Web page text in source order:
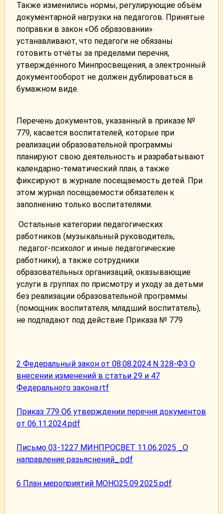
Также изменились нормы, регулирующие объём
документарной нагрузки на педагогов. Принятые
поправки в закон «Об образовании»
устанавливают, что педагоги не обязаны
готовить отчёты за пределами перечня,
утверждённого Минпросвещения, а электронный
документооборот не должен дублироваться в
бумажном виде.
Перечень документов, указанный в приказе №
779, касается воспитателей, которые при
реализации образовательной программы
планируют свою деятельность и разрабатывают
календарно-тематический план, а также
фиксируют в журнале посещаемость детей. При
этом журнал посещаемости обязателен к
заполнению только воспитателями.
Остальные категории педагогических
работников (музыкальный руководитель,
педагог-психолог и иные педагогические
работники), а также сотрудники
образовательных организаций, оказывающие
услуги в группах по присмотру и уходу за детьми
без реализации образовательной программы
(помощник воспитателя, младший воспитатель),
не подпадают под действие Приказа № 779
2 Федеральный закон от 08.08.2024 N 328-ФЗ О
внесении изменений в статьи 29 и 47
Федерального закона.rtf
Приказ 779 Об утверждении перечня документов
от 06.11.2024.pdf
Письмо 03-1227 МИНПРОСВЕТ 11.06.2025 _О
направление разьяснений_.pdf
6 План мероприятий МОНО25.09.2025.pdf